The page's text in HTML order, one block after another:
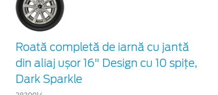
Roată completă de iarnă cu jantă
din aliaj ușor 16" Design cu 10 spițe,
Dark Sparkle